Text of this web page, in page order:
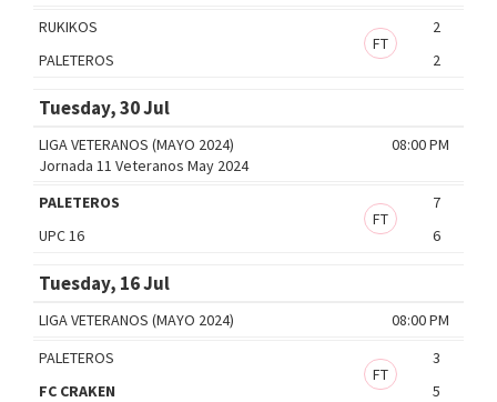
RUKIKOS
2
FT
PALETEROS
2
Tuesday, 30 Jul
08:00 PM
LIGA VETERANOS (MAYO 2024)
Jornada 11 Veteranos May 2024
PALETEROS
7
FT
UPC 16
6
Tuesday, 16 Jul
08:00 PM
LIGA VETERANOS (MAYO 2024)
PALETEROS
3
FT
FC CRAKEN
5